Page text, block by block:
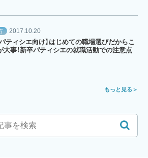
2017.10.20
パティシエ向け】はじめての職場選びだからこ
大事！新卒パティシエの就職活動での注意点
もっと見る